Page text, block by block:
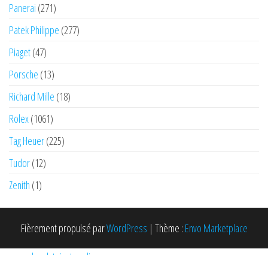
Panerai (271)
Patek Philippe (277)
Piaget(47)
Porsche (13)
Richard Mille (18)
Rolex(1061)
Tag Heuer(225)
Tudor(12)
Zenith (1)
Fièrement propulsé parWordPress | Thème : Envo Marketplace